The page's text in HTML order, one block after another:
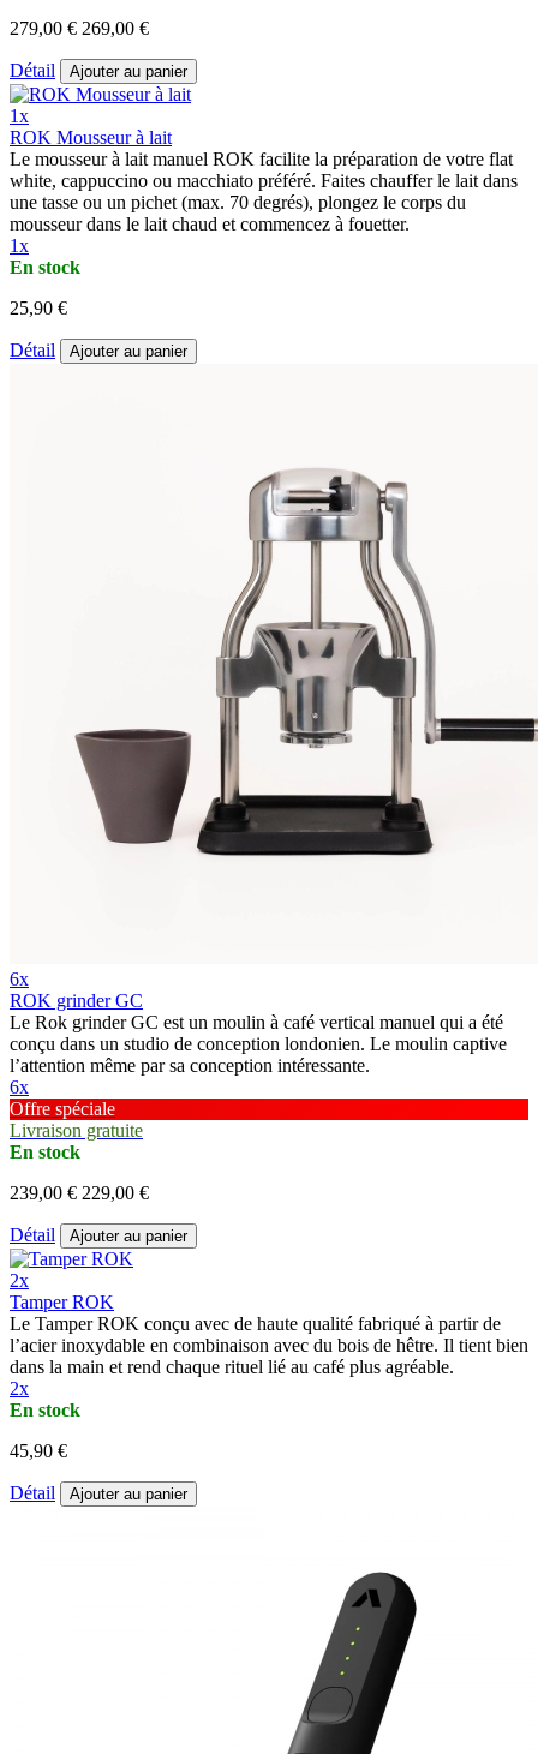
279,00 € 269,00 €
Détail Ajouter au panier
1x
ROK Mousseur à lait
Le mousseur à lait manuel ROK facilite la préparation de votre flat
white, cappuccino ou macchiato préféré. Faites chauffer le lait dans
une tasse ou un pichet (max. 70 degrés), plongez le corps du
mousseur dans le lait chaud et commencez à fouetter.
1x
En stock
25,90 €
Détail Ajouter au panier
6x
ROK grinder GC
Le Rok grinder GC est un moulin à café vertical manuel qui a été
conçu dans un studio de conception londonien. Le moulin captive
l’attention même par sa conception intéressante.
6x
Offre spéciale
Livraison gratuite
En stock
239,00 € 229,00 €
Détail Ajouter au panier
2x
Tamper ROK
Le Tamper ROK conçu avec de haute qualité fabriqué à partir de
l’acier inoxydable en combinaison avec du bois de hêtre. Il tient bien
dans la main et rend chaque rituel lié au café plus agréable.
2x
En stock
45,90 €
Détail Ajouter au panier